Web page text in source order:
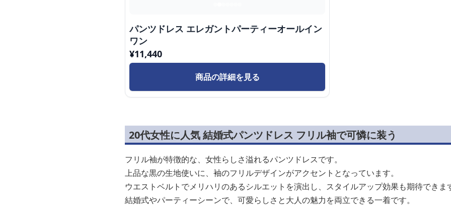
パンツドレス エレガントパーティーオールイン
ワン
¥11,440
商品の詳細を見る
20代女性に人気 結婚式パンツドレス フリル袖で可憐に装う
フリル袖が特徴的な、女性らしさ溢れるパンツドレスです。
上品な黒の生地使いに、袖のフリルデザインがアクセントとなっています。
ウエストベルトでメリハリのあるシルエットを演出し、スタイルアップ効果も期待できま
結婚式やパーティーシーンで、可愛らしさと大人の魅力を両立できる一着です。